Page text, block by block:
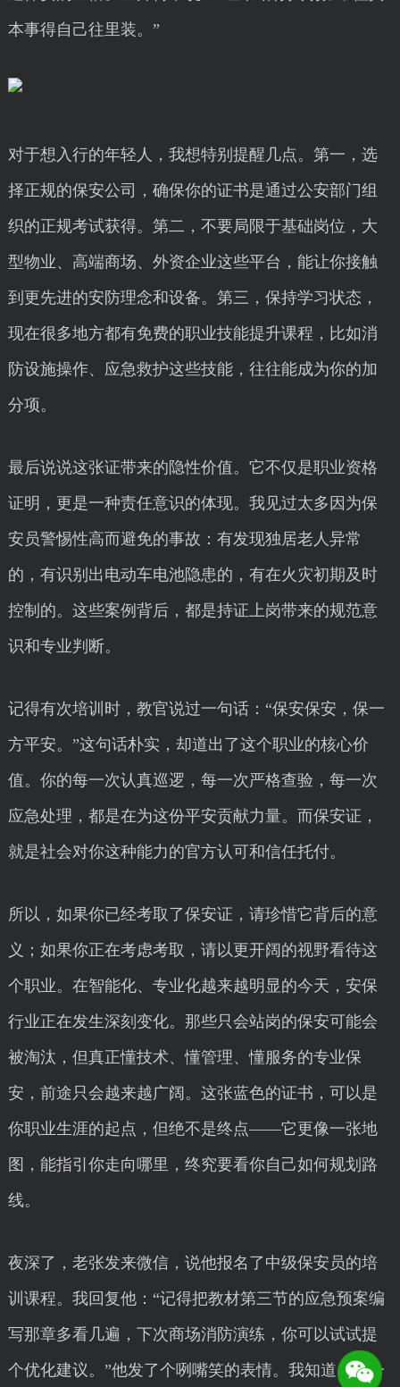
本事得自己往里装。”
对于想入行的年轻人，我想特别提醒几点。第一，选
择正规的保安公司，确保你的证书是通过公安部门组
织的正规考试获得。第二，不要局限于基础岗位，大
型物业、高端商场、外资企业这些平台，能让你接触
到更先进的安防理念和设备。第三，保持学习状态，
现在很多地方都有免费的职业技能提升课程，比如消
防设施操作、应急救护这些技能，往往能成为你的加
分项。
最后说说这张证带来的隐性价值。它不仅是职业资格
证明，更是一种责任意识的体现。我见过太多因为保
安员警惕性高而避免的事故：有发现独居老人异常
的，有识别出电动车电池隐患的，有在火灾初期及时
控制的。这些案例背后，都是持证上岗带来的规范意
识和专业判断。
记得有次培训时，教官说过一句话：“保安保安，保一
方平安。”这句话朴实，却道出了这个职业的核心价
值。你的每一次认真巡逻，每一次严格查验，每一次
应急处理，都是在为这份平安贡献力量。而保安证，
就是社会对你这种能力的官方认可和信任托付。
所以，如果你已经考取了保安证，请珍惜它背后的意
义；如果你正在考虑考取，请以更开阔的视野看待这
个职业。在智能化、专业化越来越明显的今天，安保
行业正在发生深刻变化。那些只会站岗的保安可能会
被淘汰，但真正懂技术、懂管理、懂服务的专业保
安，前途只会越来越广阔。这张蓝色的证书，可以是
你职业生涯的起点，但绝不是终点——它更像一张地
图，能指引你走向哪里，终究要看你自己如何规划路
线。
夜深了，老张发来微信，说他报名了中级保安员的培
训课程。我回复他：“记得把教材第三节的应急预案编
写那章多看几遍，下次商场消防演练，你可以试试提
个优化建议。”他发了个咧嘴笑的表情。我知道，又一